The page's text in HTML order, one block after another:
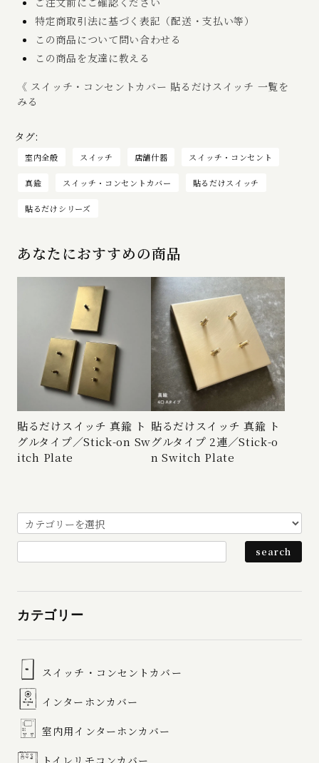
特定商取引法に基づく表記（配送・支払い等）
この商品について問い合わせる
この商品を友達に教える
《 スイッチ・コンセントカバー 貼るだけスイッチ 一覧を
みる
タグ:
室内全般 スイッチ 店舗什器 スイッチ・コンセント
真鍮 スイッチ・コンセントカバー 貼るだけスイッチ
貼るだけシリーズ
あなたにおすすめの商品
貼るだけスイッチ 真鍮 ト
グルタイプ／Stick-on Sw
itch Plate
貼るだけスイッチ 真鍮 ト
グルタイプ 2連／Stick-o
n Switch Plate
カテゴリー
スイッチ・コンセントカバー
インターホンカバー
室内用インターホンカバー